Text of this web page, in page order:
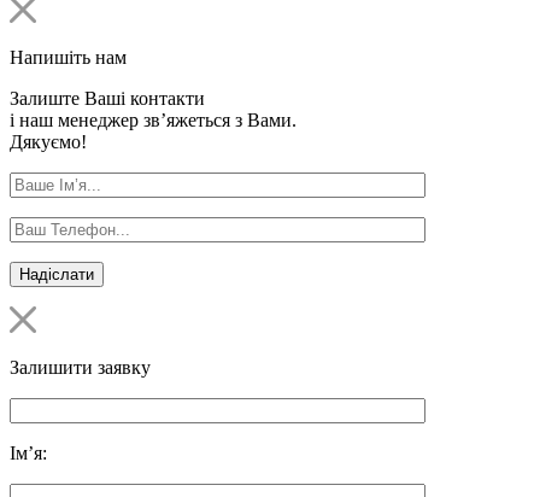
Напишіть нам
Залиште Ваші контакти
і наш менеджер зв’яжеться з Вами.
Дякуємо!
Залишити заявку
Ім’я: